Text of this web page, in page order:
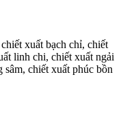
xuất bạch chỉ, chiết
linh chi, chiết xuất ngải
sâm, chiết xuất phúc bồn